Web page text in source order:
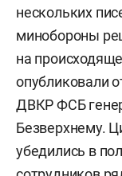
нескольких
минобороны
на
опубликовали
ДВКР ФСБ
Безверхнему.
убедились в